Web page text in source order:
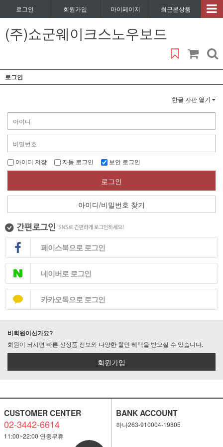
로그인 회원가입 마이페이지 최근본상품
(주)쇼군웨이크스노우보드
로그인
한글 자판 열기
아이디 저장 자동 로그인 보안 로그인
로그인
아이디/비밀번호 찾기
페이스북으로 로그인
네이버로 로그인
카카오톡으로 로그인
비회원이신가요?
회원이 되시면 빠른 신상품 정보와 다양한 할인 혜택을 받으실 수 있습니다.
회원가입
CUSTOMER CENTER
02-3442-6614
11:00~22:00 연중무휴
BANK ACCOUNT
하나263-910004-19805